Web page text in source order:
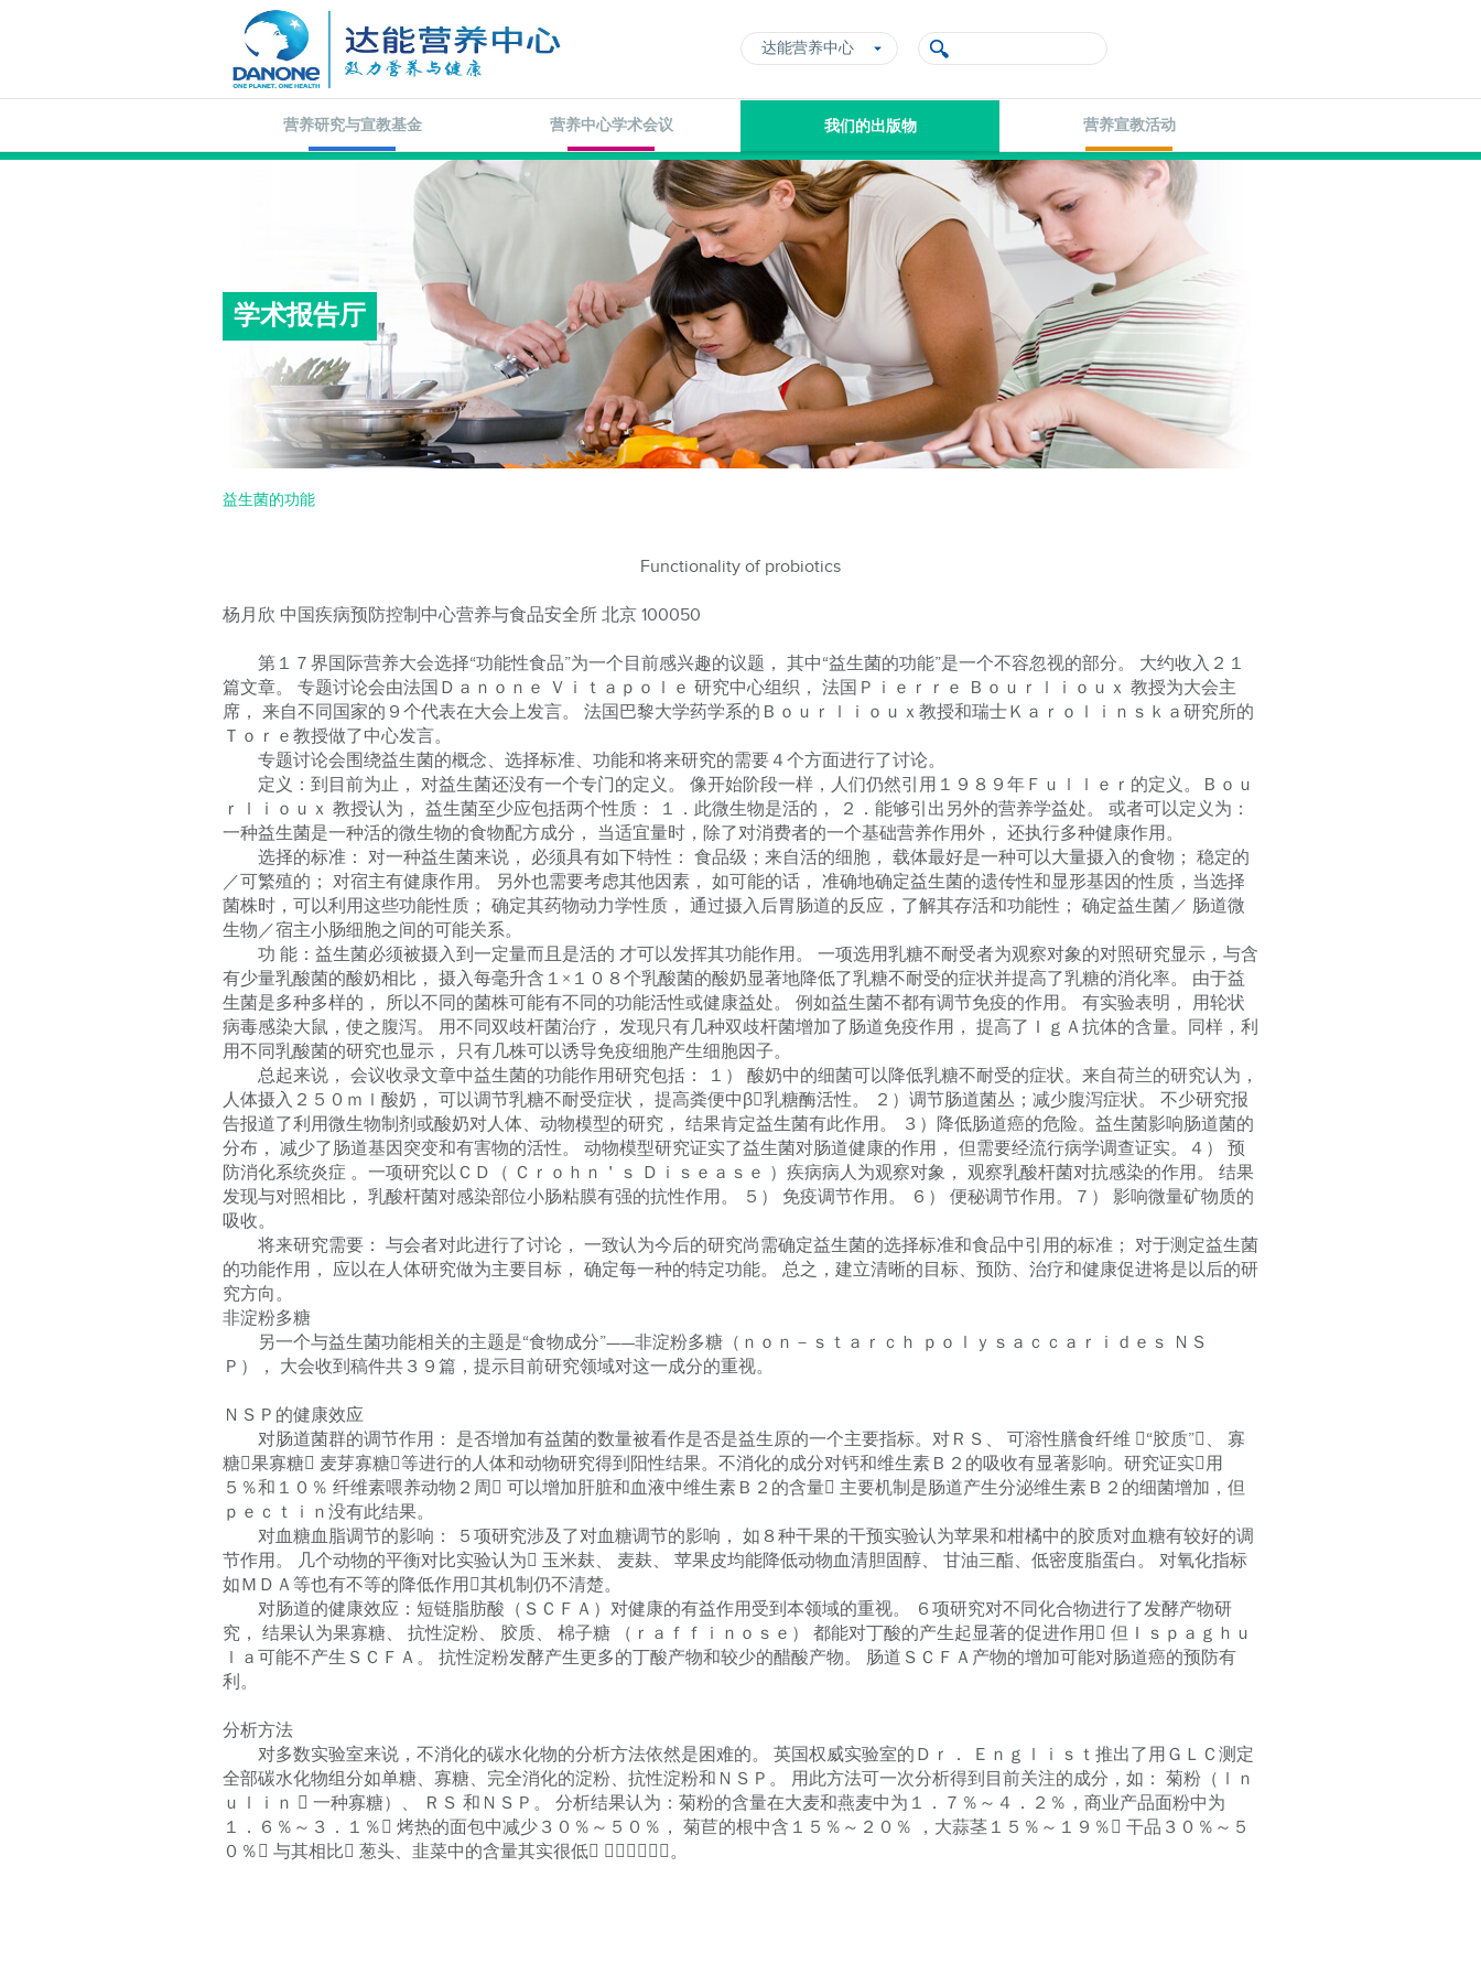
达能营养中心
营养研究与宣教基金 营养中心学术会议 我们的出版物 营养宣教活动
学术报告厅
益生菌的功能
Functionality of probiotics
杨月欣 中国疾病预防控制中心营养与食品安全所 北京 100050
第１７界国际营养大会选择“功能性食品”为一个目前感兴趣的议题， 其中“益生菌的功能”是一个不容忽视的部分。 大约收入２１
篇文章。 专题讨论会由法国Ｄａｎｏｎｅ Ｖｉｔａｐｏｌｅ 研究中心组织， 法国Ｐｉｅｒｒｅ Ｂｏｕｒｌｉｏｕｘ 教授为大会主
席， 来自不同国家的９个代表在大会上发言。 法国巴黎大学药学系的Ｂｏｕｒｌｉｏｕｘ教授和瑞士Ｋａｒｏｌｉｎｓｋａ研究所的
Ｔｏｒｅ教授做了中心发言。
专题讨论会围绕益生菌的概念、选择标准、功能和将来研究的需要４个方面进行了讨论。
定义：到目前为止， 对益生菌还没有一个专门的定义。 像开始阶段一样，人们仍然引用１９８９年Ｆｕｌｌｅｒ的定义。Ｂｏｕ
ｒｌｉｏｕｘ 教授认为， 益生菌至少应包括两个性质： １．此微生物是活的， ２．能够引出另外的营养学益处。 或者可以定义为：
一种益生菌是一种活的微生物的食物配方成分， 当适宜量时，除了对消费者的一个基础营养作用外， 还执行多种健康作用。
选择的标准： 对一种益生菌来说， 必须具有如下特性： 食品级；来自活的细胞， 载体最好是一种可以大量摄入的食物； 稳定的
／可繁殖的； 对宿主有健康作用。 另外也需要考虑其他因素， 如可能的话， 准确地确定益生菌的遗传性和显形基因的性质，当选择
菌株时，可以利用这些功能性质； 确定其药物动力学性质， 通过摄入后胃肠道的反应，了解其存活和功能性； 确定益生菌／ 肠道微
生物／宿主小肠细胞之间的可能关系。
功 能：益生菌必须被摄入到一定量而且是活的 才可以发挥其功能作用。 一项选用乳糖不耐受者为观察对象的对照研究显示，与含
有少量乳酸菌的酸奶相比， 摄入每毫升含１×１０８个乳酸菌的酸奶显著地降低了乳糖不耐受的症状并提高了乳糖的消化率。 由于益
生菌是多种多样的， 所以不同的菌株可能有不同的功能活性或健康益处。 例如益生菌不都有调节免疫的作用。 有实验表明， 用轮状
病毒感染大鼠，使之腹泻。 用不同双歧杆菌治疗， 发现只有几种双歧杆菌增加了肠道免疫作用， 提高了ＩｇＡ抗体的含量。同样，利
用不同乳酸菌的研究也显示， 只有几株可以诱导免疫细胞产生细胞因子。
总起来说， 会议收录文章中益生菌的功能作用研究包括： １） 酸奶中的细菌可以降低乳糖不耐受的症状。来自荷兰的研究认为，
人体摄入２５０ｍｌ酸奶， 可以调节乳糖不耐受症状， 提高粪便中β乳糖酶活性。 ２）调节肠道菌丛；减少腹泻症状。 不少研究报
告报道了利用微生物制剂或酸奶对人体、动物模型的研究， 结果肯定益生菌有此作用。 ３）降低肠道癌的危险。益生菌影响肠道菌的
分布， 减少了肠道基因突变和有害物的活性。 动物模型研究证实了益生菌对肠道健康的作用， 但需要经流行病学调查证实。４） 预
防消化系统炎症 。一项研究以ＣＤ（ Ｃｒｏｈｎ＇ｓ Ｄｉｓｅａｓｅ ）疾病病人为观察对象， 观察乳酸杆菌对抗感染的作用。 结果
发现与对照相比， 乳酸杆菌对感染部位小肠粘膜有强的抗性作用。 ５） 免疫调节作用。 ６） 便秘调节作用。７） 影响微量矿物质的
吸收。
将来研究需要： 与会者对此进行了讨论， 一致认为今后的研究尚需确定益生菌的选择标准和食品中引用的标准； 对于测定益生菌
的功能作用， 应以在人体研究做为主要目标， 确定每一种的特定功能。 总之，建立清晰的目标、预防、治疗和健康促进将是以后的研
究方向。
非淀粉多糖
另一个与益生菌功能相关的主题是“食物成分”——非淀粉多糖（ｎｏｎ－ｓｔａｒｃｈ ｐｏｌｙｓａｃｃａｒｉｄｅｓ ＮＳ
Ｐ）， 大会收到稿件共３９篇，提示目前研究领域对这一成分的重视。
ＮＳＰ的健康效应
对肠道菌群的调节作用： 是否增加有益菌的数量被看作是否是益生原的一个主要指标。对ＲＳ、 可溶性膳食纤维 “胶质”、 寡
糖果寡糖 麦芽寡糖等进行的人体和动物研究得到阳性结果。不消化的成分对钙和维生素Ｂ２的吸收有显著影响。研究证实用
５％和１０％ 纤维素喂养动物２周 可以增加肝脏和血液中维生素Ｂ２的含量 主要机制是肠道产生分泌维生素Ｂ２的细菌增加，但
ｐｅｃｔｉｎ没有此结果。
对血糖血脂调节的影响： ５项研究涉及了对血糖调节的影响， 如８种干果的干预实验认为苹果和柑橘中的胶质对血糖有较好的调
节作用。 几个动物的平衡对比实验认为 玉米麸、 麦麸、 苹果皮均能降低动物血清胆固醇、 甘油三酯、低密度脂蛋白。 对氧化指标
如ＭＤＡ等也有不等的降低作用其机制仍不清楚。
对肠道的健康效应：短链脂肪酸（ＳＣＦＡ）对健康的有益作用受到本领域的重视。 ６项研究对不同化合物进行了发酵产物研
究， 结果认为果寡糖、 抗性淀粉、 胶质、 棉子糖 （ｒａｆｆｉｎｏｓｅ） 都能对丁酸的产生起显著的促进作用 但Ｉｓｐａｇｈｕ
ｌａ可能不产生ＳＣＦＡ。 抗性淀粉发酵产生更多的丁酸产物和较少的醋酸产物。 肠道ＳＣＦＡ产物的增加可能对肠道癌的预防有
利。
分析方法
对多数实验室来说，不消化的碳水化物的分析方法依然是困难的。 英国权威实验室的Ｄｒ． Ｅｎｇｌｉｓｔ推出了用ＧＬＣ测定
全部碳水化物组分如单糖、寡糖、完全消化的淀粉、抗性淀粉和ＮＳＰ。 用此方法可一次分析得到目前关注的成分，如： 菊粉（ｌｎ
ｕｌｉｎ  一种寡糖）、 ＲＳ 和ＮＳＰ。 分析结果认为：菊粉的含量在大麦和燕麦中为１．７％～４．２％，商业产品面粉中为
１．６％～３．１％ 烤热的面包中减少３０％～５０％， 菊苣的根中含１５％～２０％ ，大蒜茎１５％～１９％ 干品３０％～５
０％ 与其相比 葱头、韭菜中的含量其实很低 ２％～８％。